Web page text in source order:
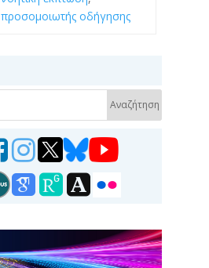
προσομοιωτής οδήγησης